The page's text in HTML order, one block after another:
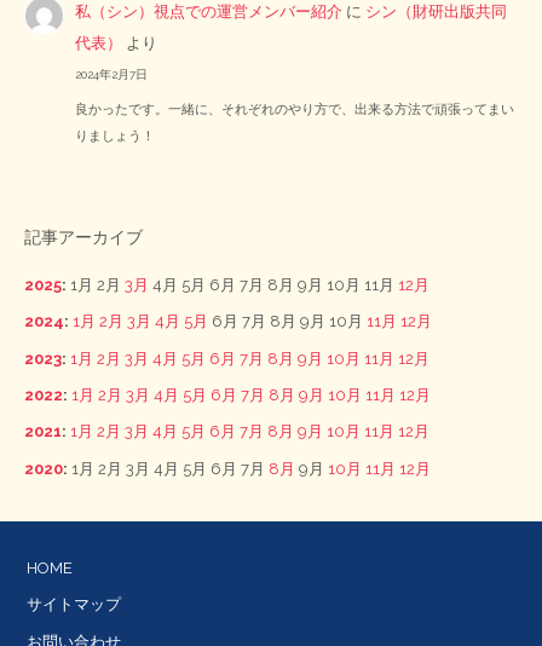
私（シン）視点での運営メンバー紹介 に シン（財研出版共同
代表）
より
2024年2月7日
良かったです。一緒に、それぞれのやり方で、出来る方法で頑張ってまい
りましょう！
記事アーカイブ
2025: 1月 2月 3月 4月 5月 6月 7月 8月 9月 10月 11月 12月
2024: 1月 2月 3月 4月 5月 6月 7月 8月 9月 10月 11月 12月
2023: 1月 2月 3月 4月 5月 6月 7月 8月 9月 10月 11月 12月
2022: 1月 2月 3月 4月 5月 6月 7月 8月 9月 10月 11月 12月
2021: 1月 2月 3月 4月 5月 6月 7月 8月 9月 10月 11月 12月
2020: 1月 2月 3月 4月 5月 6月 7月 8月 9月 10月 11月 12月
HOME
サイトマップ
お問い合わせ